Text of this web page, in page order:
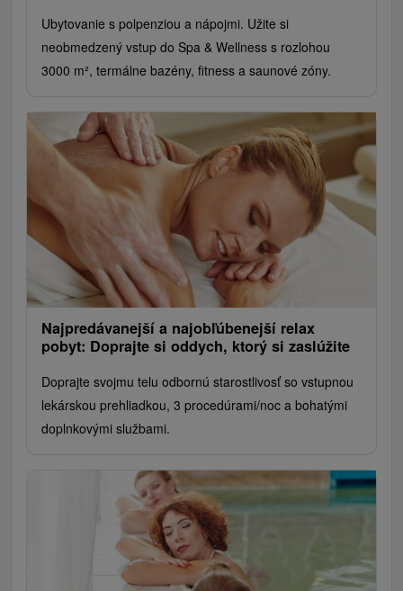
Ubytovanie s polpenziou a nápojmi. Užite si
neobmedzený vstup do Spa & Wellness s rozlohou
3000 m², termálne bazény, fitness a saunové zóny.
Najpredávanejší a najobľúbenejší relax
pobyt: Doprajte si oddych, ktorý si zaslúžite
Doprajte svojmu telu odbornú starostlivosť so vstupnou
lekárskou prehliadkou, 3 procedúrami/noc a bohatými
doplnkovými službami.